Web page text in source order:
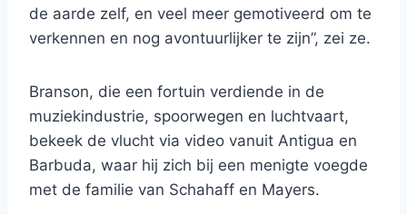
de aarde zelf, en veel meer gemotiveerd om te
verkennen en nog avontuurlijker te zijn”, zei ze.
Branson, die een fortuin verdiende in de
muziekindustrie, spoorwegen en luchtvaart,
bekeek de vlucht via video vanuit Antigua en
Barbuda, waar hij zich bij een menigte voegde
met de familie van Schahaff en Mayers.